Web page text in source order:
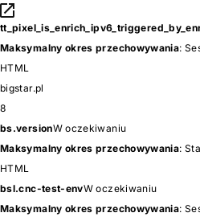
Maksymalny okres przechowywania:
HTML
bigstar.pl
8
bs.versionW oczekiwaniu
Maksymalny okres przechowywania:
HTML
bsl.cnc-test-envW oczekiwaniu
Maksymalny okres przechowywania: